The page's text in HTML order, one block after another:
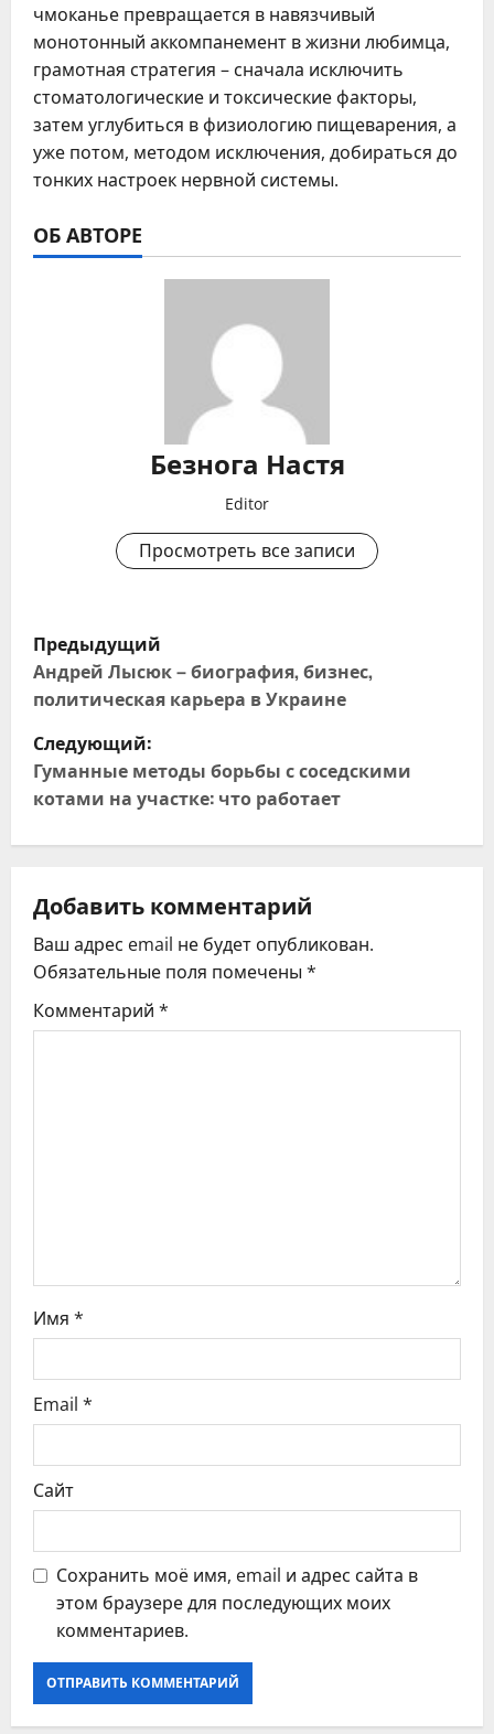
чмоканье превращается в навязчивый
монотонный аккомпанемент в жизни любимца,
грамотная стратегия – сначала исключить
стоматологические и токсические факторы,
затем углубиться в физиологию пищеварения, а
уже потом, методом исключения, добираться до
тонких настроек нервной системы.
ОБ АВТОРЕ
Безнога Настя
Editor
Просмотреть все записи
Н
а
в
и
г
ц
и
я
и
с
я
м
Предыдущий
Андрей Лысюк – биография, бизнес,
политическая карьера в Украине
Следующий:
Гуманные методы борьбы с соседскими
котами на участке: что работает
Добавить комментарий
Ваш адрес email не будет опубликован.
Обязательные поля помечены *
Комментарий *
Имя *
Email *
Сайт
Сохранить моё имя, email и адрес сайта в
этом браузере для последующих моих
комментариев.